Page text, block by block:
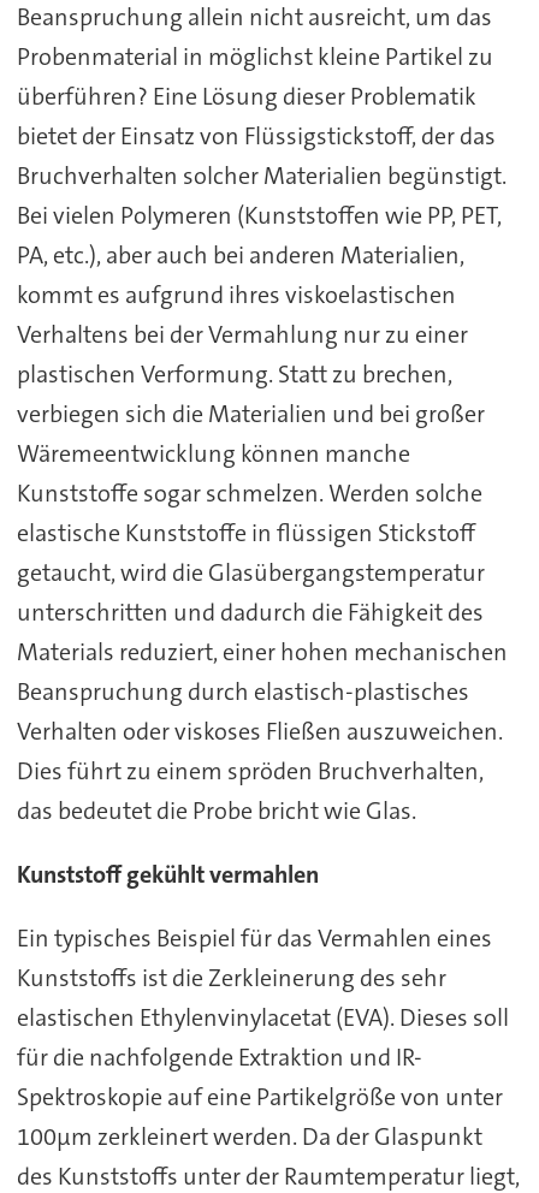
Beanspruchung allein nicht ausreicht, um das
Probenmaterial in möglichst kleine Partikel zu
überführen? Eine Lösung dieser Problematik
bietet der Einsatz von Flüssigstickstoff, der das
Bruchverhalten solcher Materialien begünstigt.
Bei vielen Polymeren (Kunststoffen wie PP, PET,
PA, etc.), aber auch bei anderen Materialien,
kommt es aufgrund ihres viskoelastischen
Verhaltens bei der Vermahlung nur zu einer
plastischen Verformung. Statt zu brechen,
verbiegen sich die Materialien und bei großer
Wäremeentwicklung können manche
Kunststoffe sogar schmelzen. Werden solche
elastische Kunststoffe in flüssigen Stickstoff
getaucht, wird die Glasübergangstemperatur
unterschritten und dadurch die Fähigkeit des
Materials reduziert, einer hohen mechanischen
Beanspruchung durch elastisch-plastisches
Verhalten oder viskoses Fließen auszuweichen.
Dies führt zu einem spröden Bruchverhalten,
das bedeutet die Probe bricht wie Glas.
Kunststoff gekühlt vermahlen
Ein typisches Beispiel für das Vermahlen eines
Kunststoffs ist die Zerkleinerung des sehr
elastischen Ethylenvinylacetat (EVA). Dieses soll
für die nachfolgende Extraktion und IR-
Spektroskopie auf eine Partikelgröße von unter
100µm zerkleinert werden. Da der Glaspunkt
des Kunststoffs unter der Raumtemperatur liegt,